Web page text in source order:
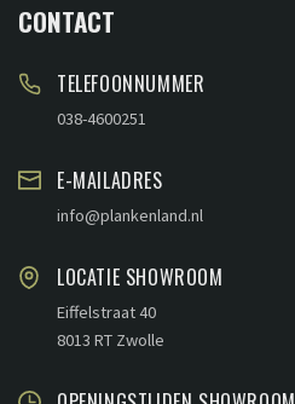
CONTACT
TELEFOONNUMMER
038-4600251
E-MAILADRES
info@plankenland.nl
LOCATIE SHOWROOM
Eiffelstraat 40
8013 RT Zwolle